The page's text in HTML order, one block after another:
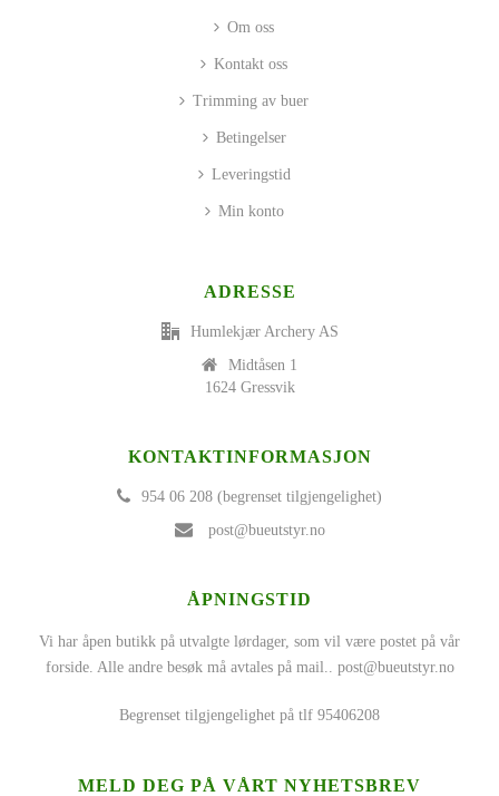
Om oss
Kontakt oss
Trimming av buer
Betingelser
Leveringstid
Min konto
ADRESSE
Humlekjær Archery AS
Midtåsen 1
1624 Gressvik
KONTAKTINFORMASJON
954 06 208 (begrenset tilgjengelighet)
post@bueutstyr.no
ÅPNINGSTID
Vi har åpen butikk på utvalgte lørdager, som vil være postet på vår
forside. Alle andre besøk må avtales på mail.. post@bueutstyr.no
Begrenset tilgjengelighet på tlf 95406208
MELD DEG PÅ VÅRT NYHETSBREV